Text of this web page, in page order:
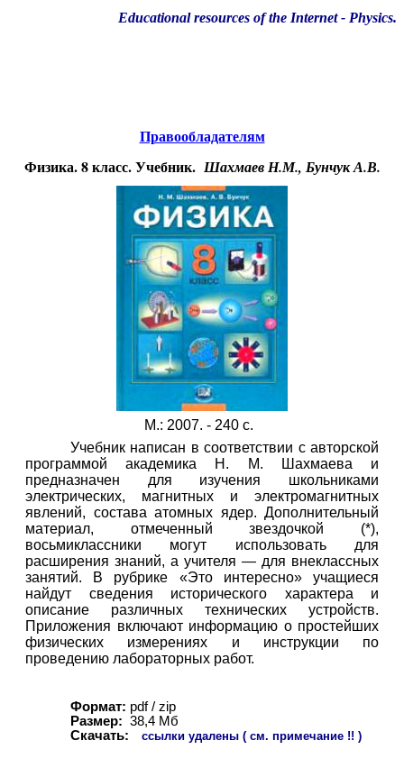
Educational resources of the Internet- Physics.
Правообладателям
Физика. 8 класс. Учебник. Шахмаев Н.М., Бунчук А.В.
М.: 2007. - 240 с.
Учебник написан в соответствии с авторской
программой академика Н. М. Шахмаева и
предназначен для изучения школьниками
электрических, магнитных и электромагнитных
явлений, состава атомных ядер. Дополнительный
материал, отмеченный звездочкой (*),
восьмиклассники могут использовать для
расширения знаний, а учителя — для внеклассных
занятий. В рубрике «Это интересно» учащиеся
найдут сведения исторического характера и
описание различных технических устройств.
Приложения включают информацию о простейших
физических измерениях и инструкции по
проведению лабораторных работ.
Формат: pdf / zip
Размер: 38,4 Мб
Скачать:
ссылки удалены ( см. примечание !! )